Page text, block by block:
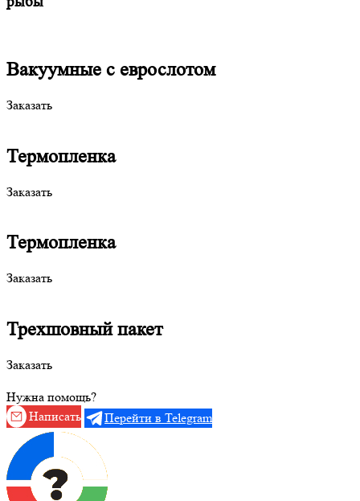
Вакуумные с еврослотом
Заказать
Термопленка
Заказать
Термопленка
Заказать
Трехшовный пакет
Заказать
Нужна помощь?
Написать
Перейти в Telegram